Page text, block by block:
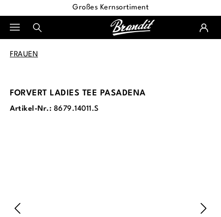
Großes Kernsortiment
FRAUEN
FORVERT LADIES TEE PASADENA
Artikel-Nr.: 8679.14011.S